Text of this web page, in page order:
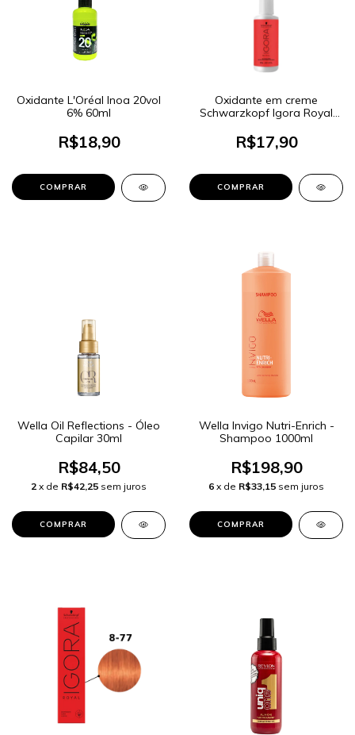
Oxidante L'Oréal Inoa 20vol
6% 60ml
R$18,90
Oxidante em creme
Schwarzkopf Igora Royal
R$17,90
Wella Oil Reflections - Óleo
Capilar 30ml
R$84,50
2 x de R$42,25 sem juros
Wella Invigo Nutri-Enrich -
Shampoo 1000ml
R$198,90
6 x de R$33,15 sem juros